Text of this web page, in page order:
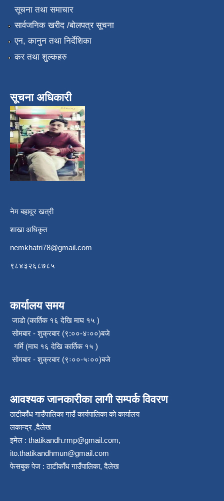
सूचना तथा समाचार
सार्वजनिक खरीद /बोलपत्र सूचना
एन, कानुन तथा निर्देशिका
कर तथा शुल्कहरु
सूचना अधिकारी
नेम बहादुर खत्री
शाखा अधिकृत
nemkhatri78@gmail.com
९८४३२६८७८५
कार्यालय समय
जाडो (कार्तिक १६ देखि माघ १५ )
सोमबार - शुक्रबार (९:००-४ः००)बजे
गर्मि (माघ १६ देखि कार्तिक १५ )
सोमबार - शुक्रबार (९ः००-५ः००)बजे
आवश्यक जानकारीका लागी सम्पर्क विवरण
ठाटीकाँध गाउँपालिका गाउँ कार्यपालिका काे कार्यालय
लकान्द्र ,दैलेख
इमेल : thatikandh.rmp@gmail.com,
ito.thatikandhmun@gmail.com
फेसबुक पेज : ठाटीकाँध गाउँपालिका, दैलेख